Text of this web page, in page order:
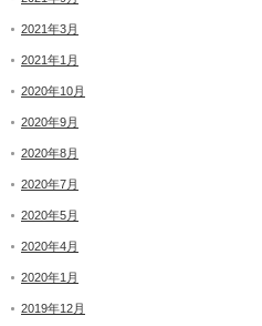
2021年3月
2021年1月
2020年10月
2020年9月
2020年8月
2020年7月
2020年5月
2020年4月
2020年1月
2019年12月